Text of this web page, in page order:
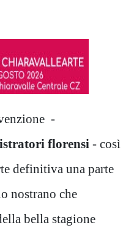
-
florensi - così
definitiva una parte
nostrano che
bella stagione